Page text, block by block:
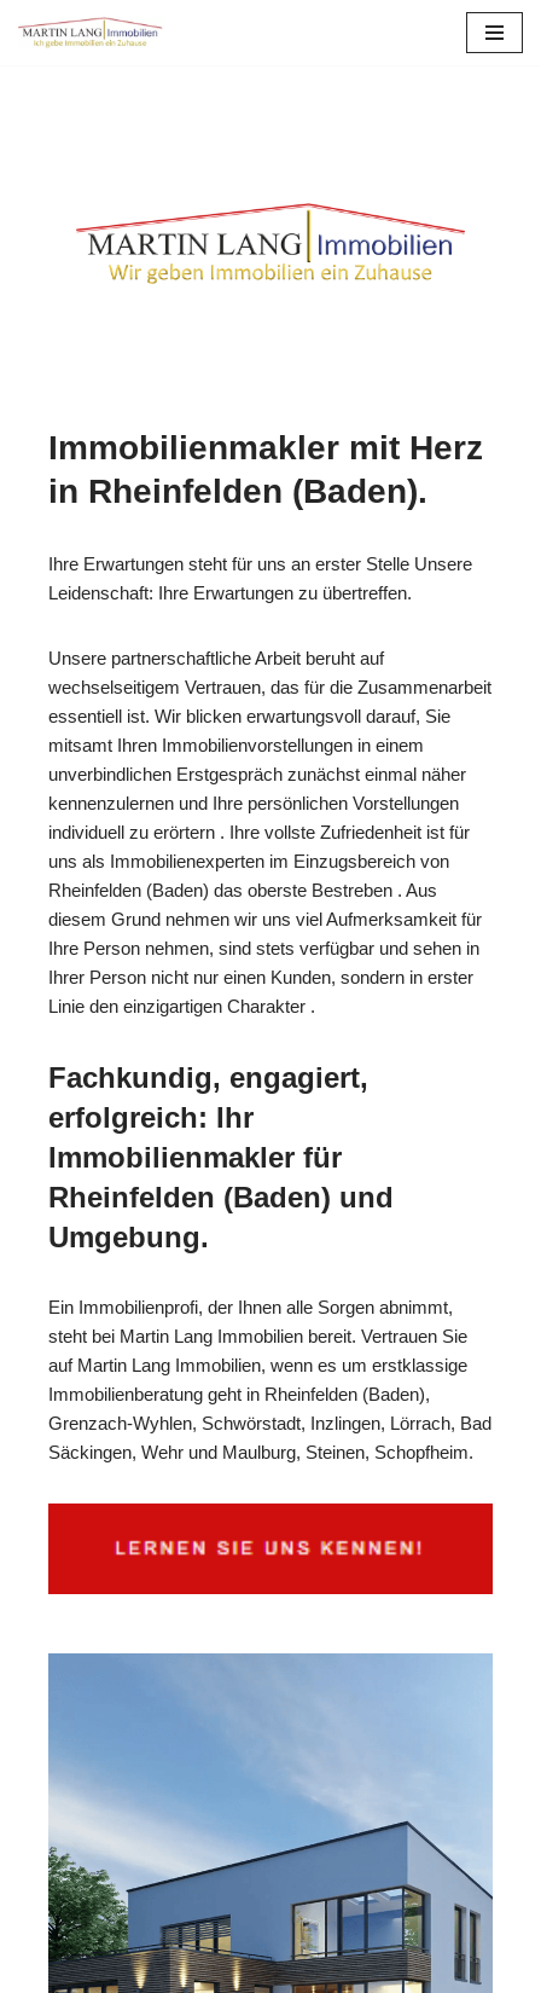
Immobilienmakler mit Herz
in Rheinfelden (Baden).
Ihre Erwartungen steht für uns an erster Stelle Unsere
Leidenschaft: Ihre Erwartungen zu übertreffen.
Unsere partnerschaftliche Arbeit beruht auf
wechselseitigem Vertrauen, das für die Zusammenarbeit
essentiell ist. Wir blicken erwartungsvoll darauf, Sie
mitsamt Ihren Immobilienvorstellungen in einem
unverbindlichen Erstgespräch zunächst einmal näher
kennenzulernen und Ihre persönlichen Vorstellungen
individuell zu erörtern . Ihre vollste Zufriedenheit ist für
uns als Immobilienexperten im Einzugsbereich von
Rheinfelden (Baden) das oberste Bestreben . Aus
diesem Grund nehmen wir uns viel Aufmerksamkeit für
Ihre Person nehmen, sind stets verfügbar und sehen in
Ihrer Person nicht nur einen Kunden, sondern in erster
Linie den einzigartigen Charakter .
Fachkundig, engagiert,
erfolgreich: Ihr
Immobilienmakler für
Rheinfelden (Baden) und
Umgebung.
Ein Immobilienprofi, der Ihnen alle Sorgen abnimmt,
steht bei Martin Lang Immobilien bereit. Vertrauen Sie
auf Martin Lang Immobilien, wenn es um erstklassige
Immobilienberatung geht in Rheinfelden (Baden),
Grenzach-Wyhlen, Schwörstadt, Inzlingen, Lörrach, Bad
Säckingen, Wehr und Maulburg, Steinen, Schopfheim.